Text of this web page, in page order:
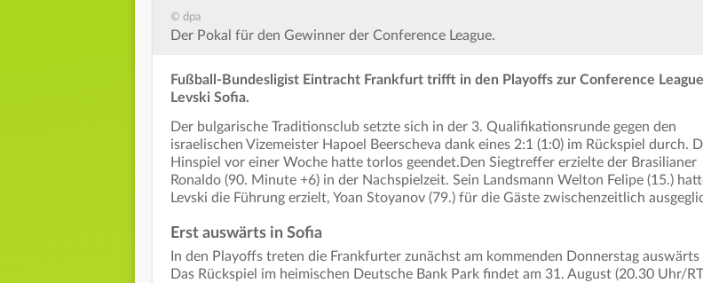
© dpa
Der Pokal für den Gewinner der Conference League.
Fußball-Bundesligist Eintracht Frankfurt trifft in den Playoffs zur Conference
Levski Sofia.
Der bulgarische Traditionsclub setzte sich in der 3. Qualifikationsrunde gegen den
israelischen Vizemeister Hapoel Beerscheva dank eines 2:1 (1:0) im Rückspiel durch.
Hinspiel vor einer Woche hatte torlos geendet.Den Siegtreffer erzielte der Brasilianer
Ronaldo (90. Minute +6) in der Nachspielzeit. Sein Landsmann Welton Felipe (15.)
Levski die Führung erzielt, Yoan Stoyanov (79.) für die Gäste zwischenzeitlich
Erst auswärts in Sofia
In den Playoffs treten die Frankfurter zunächst am kommenden Donnerstag auswärts
Das Rückspiel im heimischen Deutsche Bank Park findet am 31. August (20.30 Uhr/